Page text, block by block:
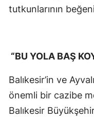
tutkunlarının
“BU YOLA BAŞ
Balıkesir’in ve
önemli bir cazibe
Balıkesir